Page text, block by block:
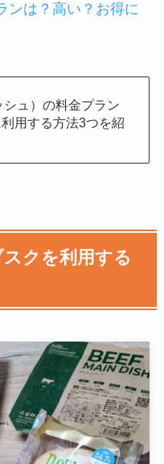
ンは？高い？お得に
シュ）の料金プラン
用する方法3つを紹
クを利用する